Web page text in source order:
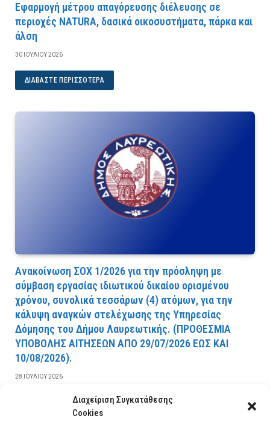
Διαχείριση Συγκατάθεσης
Cookies
Εφαρμογή μέτρου απαγόρευσης διέλευσης σε
περιοχές NATURA, δασικά οικοσυστήματα, πάρκα και
άλση
30 ΙΟΥΛΊΟΥ 2026
ΔΙΑΒΆΣΤΕ ΠΕΡΙΣΣΌΤΕΡΑ
Ανακοίνωση ΣΟΧ 1/2026 για την πρόσληψη με
σύμβαση εργασίας ιδιωτικού δικαίου ορισμένου
χρόνου, συνολικά τεσσάρων (4) ατόμων, για την
κάλυψη αναγκών στελέχωσης της Υπηρεσίας
Δόμησης του Δήμου Λαυρεωτικής. (ΠPOΘEΣMIA
YΠOBOΛHΣ AITHΣEΩN AΠO 29/07/2026 EΩΣ KAI
10/08/2026).
28 ΙΟΥΛΊΟΥ 2026
ΔΙΑΒΆΣΤΕ ΠΕΡΙΣΣΌΤΕΡΑ